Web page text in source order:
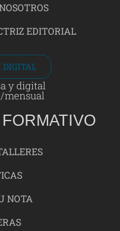
EDITORIAL
DIGITAL
y digital
/mensual
NOTA